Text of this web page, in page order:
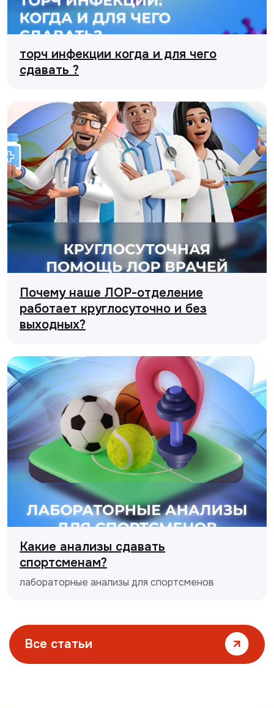
торч инфекции когда и для чего
сдавать ?
Почему наше ЛОР-отделение
работает круглосуточно и без
выходных?
Какие анализы сдавать
спортсменам?
лабораторные анализы для спортсменов
Услуги
Ультразвуковая диагностика
Все услуги
Электрокардиография
+998 71 207-93-94
Контакты
Политика обработки персональных данных
© Copyright — 2025, TTD
Специалисты
Полезные статьи